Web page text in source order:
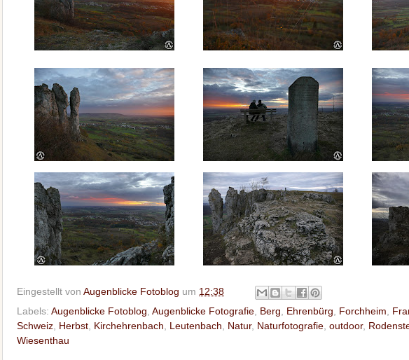
Eingestellt von Augenblicke Fotoblog um 12:38
Labels: Augenblicke Fotoblog Augenblicke Fotografie Berg Ehrenbürg Forchheim
Schweiz Herbst Kirchehrenbach Leutenbach Natur, Naturfotografie outdoor,
Wiesenthau